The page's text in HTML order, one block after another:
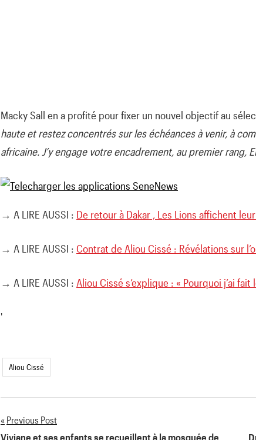
Macky Sall en a profité pour fixer un nouvel objectif au
haute et restez concentrés sur les échéances à venir, à
africaine. J’y engage votre encadrement, au premier rang,
→ A LIRE AUSSI : De retour à Dakar , Les Lions affichent
→ A LIRE AUSSI : Contrat de Aliou Cissé : Révélations sur
→ A LIRE AUSSI : Aliou Cissé s’explique : « Pourquoi j’ai
'
Aliou Cissé
Navigation
Previous Post
Viviane et ses enfants se recueillent à la mosquée de